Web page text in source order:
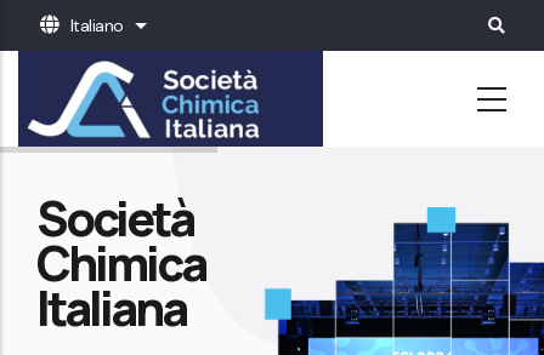
Salta
contenuto
principale
Italiano Mostra ulteriori azioni
Società
Chimica
Italiana